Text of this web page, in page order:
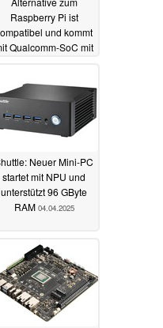
Raspberry Pi ist
und kommt
Qualcomm-SoC mit
Neuer Mini-PC
startet mit NPU und
unterstützt 96 GByte
RAM 04.04.2025